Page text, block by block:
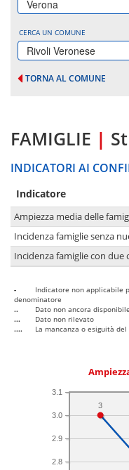
Verona
CERCA UN COMUNE
Rivoli Veronese
TORNA AL COMUNE
FAMIGLIE |
INDICATORI AI
Indicatore
Ampiezza media delle
Incidenza famiglie senza
Incidenza famiglie con due
-
Indicatore non applicabile
denominatore
..
Dato non ancora disponibile
...
Dato non rilevato
....
La mancanza o esiguità
2.8
2.9
3.0
3.1
3